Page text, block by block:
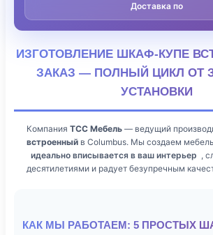
Доставка по
ИЗГОТОВЛЕНИЕ ШКАФ-КУПЕ
ЗАКАЗ — ПОЛНЫЙ ЦИКЛ ОТ
УСТАНОВКИ
Компания ТСС Мебель — ведущий
встроенный в Columbus. Мы создаем
идеально вписывается в ваш интерьер ,
десятилетиями и радует безупречным
КАК МЫ РАБОТАЕМ: 5 ПРОСТЫХ